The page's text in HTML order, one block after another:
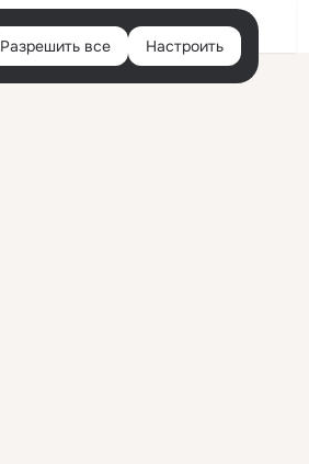
Войти
Разрешить все Настроить